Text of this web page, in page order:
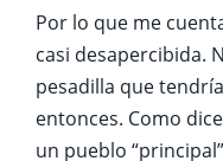
Por lo que me
casi desapercibida.
pesadilla que
entonces. Como
un pueblo